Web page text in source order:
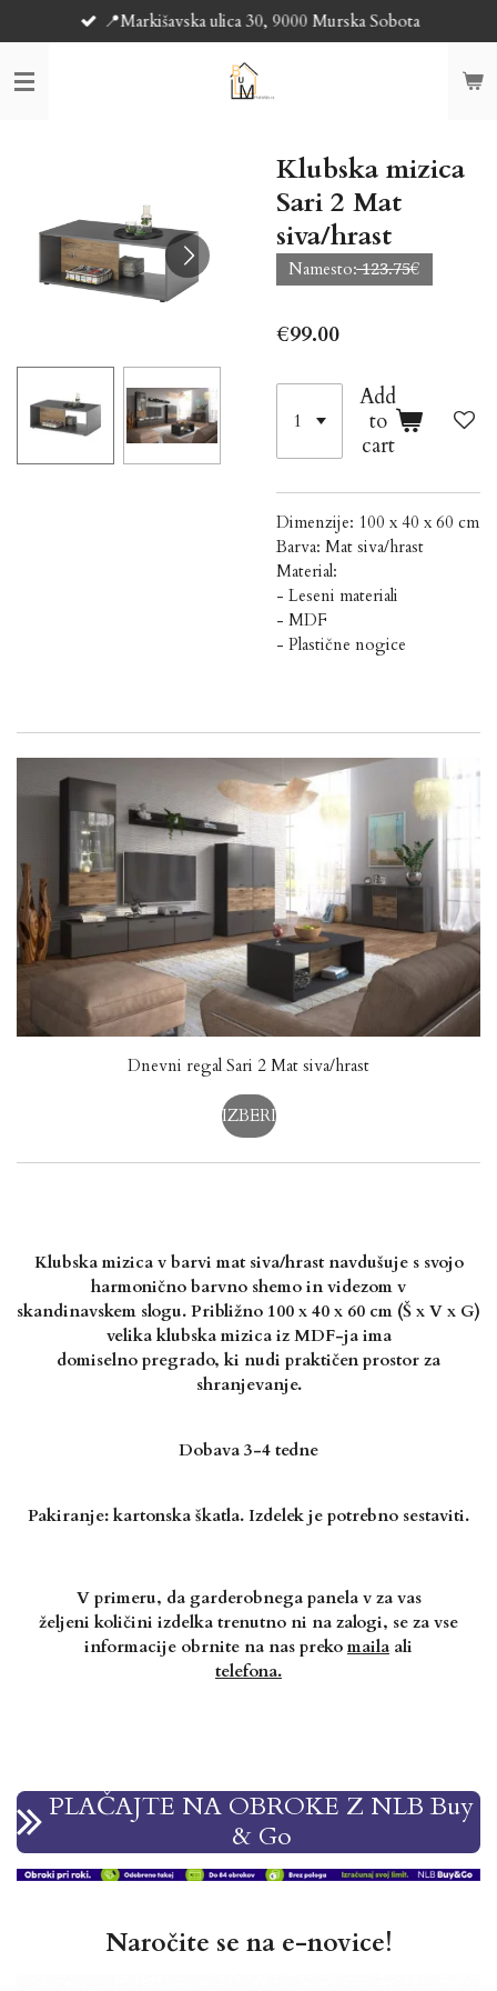
to
main
content
📍Markišavska ulica 30, 9000 Murska Sobota
Klubska mizica
Sari 2 Mat
siva/hrast
Namesto: ̶̶̶1̶2̶3̶.̶7̶5̶€
€99.00
Add
to
cart
Dimenzije: 100 x 40 x 60 cm
Barva: Mat siva/hrast
Material:
- Leseni materiali
- MDF
- Plastične nogice
Dnevni regal Sari 2 Mat siva/hrast
IZBERI
Klubska mizica v barvi mat siva/hrast navdušuje s svojo
harmonično barvno shemo in videzom v
skandinavskem slogu. Približno 100 x 40 x 60 cm (Š x V x G)
velika klubska mizica iz MDF-ja ima
domiselno pregrado, ki nudi praktičen prostor za
shranjevanje.
Dobava 3-4 tedne
Pakiranje: kartonska škatla. Izdelek je potrebno sestaviti.
V primeru, da garderobnega panela v za vas
željeni količini izdelka trenutno ni na zalogi, se za vse
informacije obrnite na nas preko maila ali
telefona.
PLAČAJTE NA OBROKE Z NLB Buy
& Go
Naročite se na e-novice!